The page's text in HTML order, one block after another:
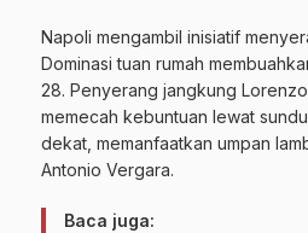
Napoli mengambil inisiatif
Dominasi tuan rumah
28. Penyerang jangkung
memecah kebuntuan lewat
dekat, memanfaatkan umpan
Antonio Vergara.
Baca juga: